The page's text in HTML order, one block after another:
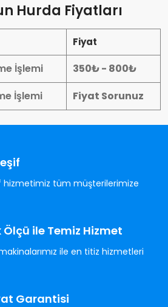
Hurda Fiyatları
Fiyat
İşlemi
350₺ - 800₺
İşlemi
Fiyat Sorunuz
hizmetimiz tüm müşterilerimize
ile Temiz Hizmet
ile en titiz hizmetleri
Garantisi